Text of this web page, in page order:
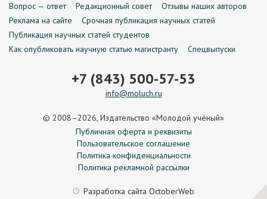
Вопрос — ответ Редакционный совет
Отзывы наших авторов
Реклама на сайте
Срочная публикация научных статей
Публикация научных статей студентов
Как опубликовать научную статью магистранту
Спецвыпуски
+7 (843) 500-57-53
info@moluch.ru
© 2008–2026, Издательство «Молодой учёный»
Публичная оферта и реквизиты
Пользовательское соглашение
Политика конфиденциальности
Политика рекламной рассылки
Разработка сайта OctoberWeb